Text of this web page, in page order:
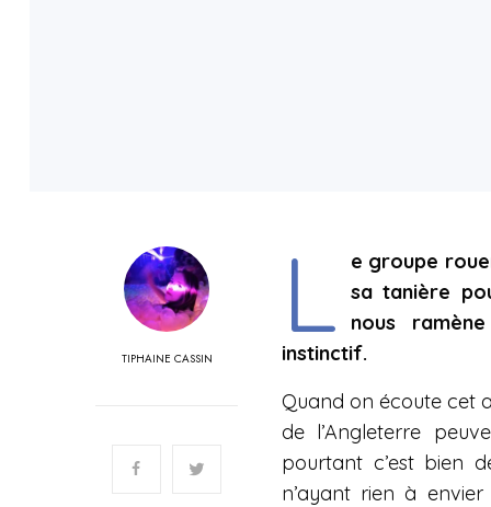
TIPHAINE CASSIN
L
e groupe
sa tanière
nous
instinctif.
Quand on écoute cet
de l’Angleterre
pourtant c’est bien
n’ayant rien à